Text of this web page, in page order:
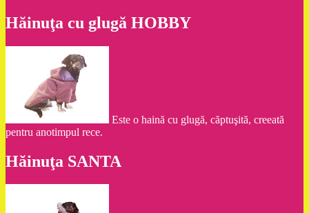
Hăinuţa cu glugă HOBBY
Este o haină cu glugă, căptuşită, creeată
pentru anotimpul rece.
Hăinuţa SANTA